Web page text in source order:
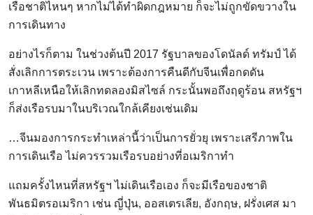
เรือชาติไหนๆ หากไม่ได้ทำผิดกฎหมาย ก็จะไม่ถูกขัดขวางใน
การเดินทาง
อย่างไรก็ตาม ในช่วงต้นปี 2017 รัฐบาลของโดนัลด์ ทรัมป์ ได้
สั่งเลิกการตระเวน เพราะต้องการคืนดีกับจีนเพื่อกดดัน
เกาหลีเหนือให้เลิกทดลองมิสไซล์ กระนั้นพอถึงฤดูร้อน สหรัฐฯ
ก็ส่งเรือรบมาในบริเวณใกล้เคียงเช่นเดิม
…จีนมองการกระทำเหล่านี้ว่าเป็นการยั่วยุ เพราะเสรีภาพใน
การเดินเรือ ไม่ควรรวมเรือรบอย่างที่อเมริกาทำ
แถมครั้งไหนที่สหรัฐฯ ไม่เดินเรือเอง ก็จะมีเรือของชาติ
พันธมิตรอเมริกา เช่น ญี่ปุ่น, ออสเตรเลีย, อังกฤษ, ฝรั่งเศส มา